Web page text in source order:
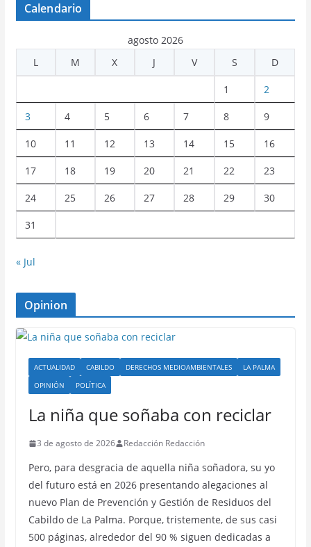
Calendario
agosto 2026
L
M X J V S D
1 2
3 4 5 6 7 8 9
10 11 12 13 14 15 16
17 18 19 20 21 22 23
24 25 26 27 28 29 30
31
« Jul
Opinion
ACTUALIDAD CABILDO DERECHOS MEDIOAMBIENTALES
LA PALMA
OPINIÓN
POLÍTICA
La niña que soñaba con reciclar
3 de agosto de 2026 Redacción Redacción
Pero, para desgracia de aquella niña soñadora, su yo
del futuro está en 2026 presentando alegaciones al
nuevo Plan de Prevención y Gestión de Residuos del
Cabildo de La Palma. Porque, tristemente, de sus casi
500 páginas, alrededor del 90 % siguen dedicadas a